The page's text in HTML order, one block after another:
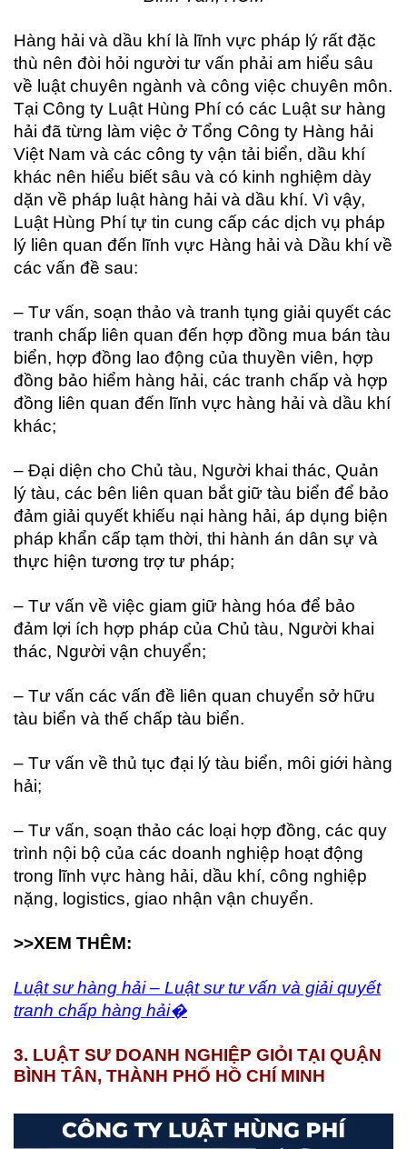
Hàng hải và dầu khí là lĩnh vực pháp lý rất đặc
thù nên đòi hỏi người tư vấn phải am hiểu sâu
về luật chuyên ngành và công việc chuyên môn.
Tại Công ty Luật Hùng Phí có các Luật sư hàng
hải đã từng làm việc ở Tổng Công ty Hàng hải
Việt Nam và các công ty vận tải biển, dầu khí
khác nên hiểu biết sâu và có kinh nghiệm dày
dặn về pháp luật hàng hải và dầu khí. Vì vậy,
Luật Hùng Phí tự tin cung cấp các dịch vụ pháp
lý liên quan đến lĩnh vực Hàng hải và Dầu khí về
các vấn đề sau:
– Tư vấn, soạn thảo và tranh tụng giải quyết các
tranh chấp liên quan đến hợp đồng mua bán tàu
biển, hợp đồng lao động của thuyền viên, hợp
đồng bảo hiểm hàng hải, các tranh chấp và hợp
đồng liên quan đến lĩnh vực hàng hải và dầu khí
khác;
– Đại diện cho Chủ tàu, Người khai thác, Quản
lý tàu, các bên liên quan bắt giữ tàu biển để bảo
đảm giải quyết khiếu nại hàng hải, áp dụng biện
pháp khẩn cấp tạm thời, thi hành án dân sự và
thực hiện tương trợ tư pháp;
– Tư vấn về việc giam giữ hàng hóa để bảo
đảm lợi ích hợp pháp của Chủ tàu, Người khai
thác, Người vận chuyển;
– Tư vấn các vấn đề liên quan chuyển sở hữu
tàu biển và thế chấp tàu biển.
– Tư vấn về thủ tục đại lý tàu biển, môi giới hàng
hải;
– Tư vấn, soạn thảo các loại hợp đồng, các quy
trình nội bộ của các doanh nghiệp hoạt động
trong lĩnh vực hàng hải, dầu khí, công nghiệp
nặng, logistics, giao nhận vận chuyển.
>>XEM THÊM:
Luật sư hàng hải – Luật sư tư vấn và giải quyết
tranh chấp hàng hải�
3. LUẬT SƯ DOANH NGHIỆP GIỎI TẠI QUẬN
BÌNH TÂN, THÀNH PHỐ HỒ CHÍ MINH